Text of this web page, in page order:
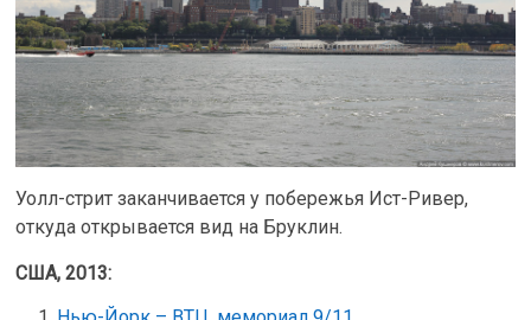
Уолл-стрит заканчивается у побережья Ист-Ривер,
откуда открывается вид на Бруклин.
США, 2013: